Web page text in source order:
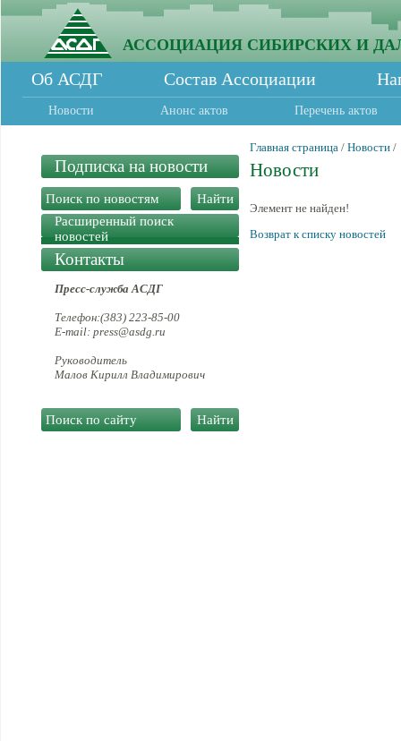
АССОЦИАЦИЯ СИБИРСКИХ И
Об АСДГ Состав Ассоциации
Новости Анонс актов Перечень актов
Подписка на новости
Расширенный поиск
новостей
Контакты
Пресс-служба АСДГ
Телефон:(383) 223-85-00
E-mail: press@asdg.ru
Руководитель
Малов Кирилл Владимирович
Главная страница / Новости /
Новости
Элемент не найден!
Возврат к списку новостей